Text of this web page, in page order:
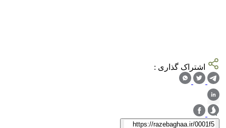
اشتراک گذاری :